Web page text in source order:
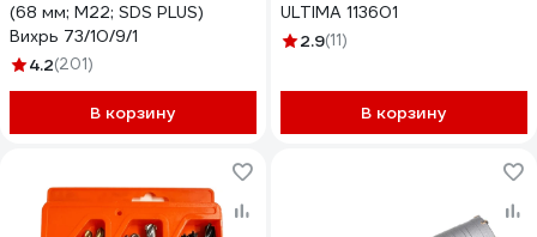
(68 мм; М22; SDS PLUS)
Вихрь 73/10/9/1
4.2(201)
В корзину
ULTIMA 113601
2.9(11)
В корзину